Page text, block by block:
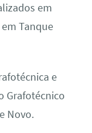
em
Tanque
e
Grafotécnico
Novo.